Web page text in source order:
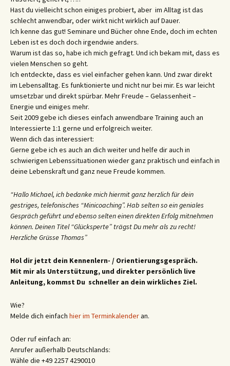
Hast du vielleicht schon einiges probiert, aber im Alltag ist das
schlecht anwendbar, oder wirkt nicht wirklich auf Dauer.
Ich kenne das gut! Seminare und Bücher ohne Ende, doch im echten
Leben ist es doch doch irgendwie anders.
Warum ist das so, habe ich mich gefragt. Und ich bekam mit, dass es
vielen Menschen so geht.
Ich entdeckte, dass es viel einfacher gehen kann. Und zwar direkt
im Lebensalltag. Es funktionierte und nicht nur bei mir. Es war leicht
umsetzbar und direkt spürbar. Mehr Freude – Gelassenheit –
Energie und einiges mehr.
Seit 2009 gebe ich dieses einfach anwendbare Training auch an
Interessierte 1:1 gerne und erfolgreich weiter.
Wenn dich das interessiert:
Gerne gebe ich es auch an dich weiter und helfe dir auch in
schwierigen Lebenssituationen wieder ganz praktisch und einfach in
deine Lebenskraft und ganz neue Freude kommen.
“Hallo Michael, ich bedanke mich hiermit ganz herzlich für dein
gestriges, telefonisches “Minicoaching”. Hab selten so ein geniales
Gespräch geführt und ebenso selten einen direkten Erfolg mitnehmen
können. Deinen Titel “Glücksperte” trägst Du mehr als zu recht!
Herzliche Grüsse Thomas”
Hol dir jetzt dein Kennenlern- / Orientierungsgespräch.
Mit mir als Unterstützung, und direkter persönlich live
Anleitung, kommst Du schneller an dein wirkliches Ziel.
Wie?
Melde dich einfach hier im Terminkalenderan.
Oder ruf einfach an:
Anrufer außerhalb Deutschlands:
Wähle die +49 2257 4290010